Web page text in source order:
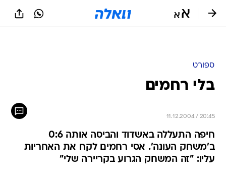
ספורט
בלי רחמים
11.12.2004 / 20:45
חיפה התעללה באשדוד והביסה אותה 0:6
ב'משחק העונה'. אסי רחמים לקח את האחריות
עליו: "זה המשחק הגרוע בקריירה שלי"